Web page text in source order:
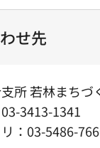
せ先
所 若林まち
3413-1341
：03-5486-